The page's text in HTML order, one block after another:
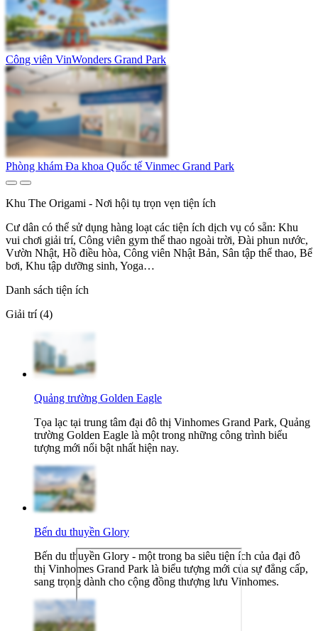
Công viên VinWonders Grand Park
Phòng khám Đa khoa Quốc tế Vinmec Grand Park
Khu The Origami - Nơi hội tụ trọn vẹn tiện ích
Cư dân có thể sử dụng hàng loạt các tiện ích dịch vụ có sẵn: Khu
vui chơi giải trí, Công viên gym thể thao ngoài trời, Đài phun nước,
Vườn Nhật, Hồ điều hòa, Công viên Nhật Bản, Sân tập thể thao, Bể
bơi, Khu tập dưỡng sinh, Yoga…
Danh sách tiện ích
Giải trí (4)
Quảng trường Golden Eagle
Tọa lạc tại trung tâm đại đô thị Vinhomes Grand Park, Quảng
trường Golden Eagle là một trong những công trình biểu
tượng mới nổi bật nhất hiện nay.
Bến du thuyền Glory
Bến du thuyền Glory - một trong ba siêu tiện ích của đại đô
thị Vinhomes Grand Park là biểu tượng mới của sự đẳng cấp,
sang trọng dành cho cộng đồng thượng lưu Vinhomes.